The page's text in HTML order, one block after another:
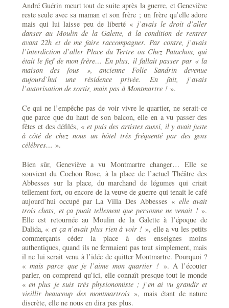
André Guérin meurt tout de suite après la guerre, et Geneviève
reste seule avec sa maman et son frère ; un frère qu’elle adore
mais qui lui laisse peu de liberté « j’avais le droit d’aller
danser au Moulin de la Galette, à la condition de rentrer
avant 22h et de me faire raccompagner. Par contre, j’avais
l’interdiction d’aller Place du Tertre ou Chez Patachou, qui
était le fief de mon frère… En plus, il fallait passer par « la
maison des fous », ancienne Folie Sandrin devenue
aujourd’hui une résidence privée. En fait, j’avais
l’autorisation de sortir, mais pas à Montmartre !».
Ce qui ne l’empêche pas de voir vivre le quartier, ne serait-ce
que parce que du haut de son balcon, elle en a vu passer des
fêtes et des défilés, «et puis des artistes aussi, il y avait juste
à côté de chez nous un hôtel très fréquenté par des gens
célèbres… ».
Bien sûr, Geneviève a vu Montmartre changer… Elle se
souvient du Cochon Rose, à la place de l’actuel Théâtre des
Abbesses sur la place, du marchand de légumes qui criait
tellement fort, ou encore de la veuve de guerre qui tenait le café
aujourd’hui occupé par La Villa Des Abbesses «elle avait
trois chats, et ça puait tellement que personne ne venait !».
Elle est retournée au Moulin de la Galette à l’époque de
Dalida, « et ça n’avait plus rien à voir ! », elle a vu les petits
commerçants céder la place à des enseignes moins
authentiques, quand ils ne fermaient pas tout simplement, mais
il ne lui serait venu à l’idée de quitter Montmartre. Pourquoi ?
« mais parce que je l’aime mon quartier ! ». A l’écouter
parler, on comprend qu’ici, elle connaît presque tout le monde
« en plus je suis très physionomiste ; j’en ai vu grandir et
vieillir beaucoup des montmartrois », mais étant de nature
discrète, elle ne nous en dira pas plus.